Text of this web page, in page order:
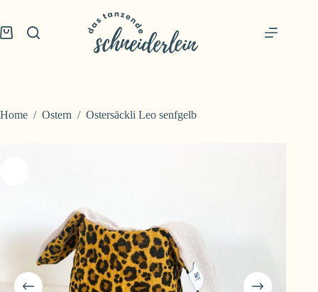
content
Shopping
Home / Ostern / Ostersäckli Leo senfgelb